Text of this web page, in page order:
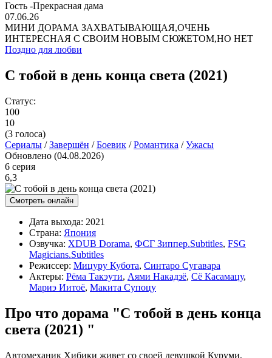
Гость -Прекрасная дама
07.06.26
МИНИ ДОРАМА ЗАХВАТЫВАЮЩАЯ,ОЧЕНЬ
ИНТЕРЕСНАЯ С СВОИМ НОВЫМ СЮЖЕТОМ,НО НЕТ
Поздно для любви
С тобой в день конца света (2021)
Статус:
100
10
(3 голоса)
Сериалы /Завершён /Боевик /Романтика /Ужасы
Обновлено (04.08.2026)
6 серия
6,3
Смотреть онлайн
Дата выхода: 2021
Страна: Япония
Озвучка: XDUB Dorama, ФСГ Зиппер.Subtitles, FSG
Magicians.Subtitles
Режиссер: Мицуру Кубота, Синтаро Сугавара
Актеры: Рёма Такэути, Аями Накадзё, Сё Касамацу,
Мариэ Иитоё, Макита Супоцу
Про что дорама "С тобой в день конца
света (2021) "
Автомеханик Хибики живет со своей девушкой Куруми,